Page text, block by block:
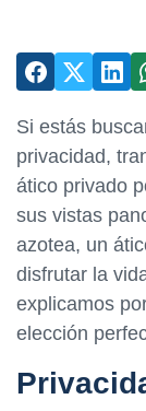
Si estás
privacidad,
ático privado
sus vistas
azotea, un
disfrutar la
explicamos
elección